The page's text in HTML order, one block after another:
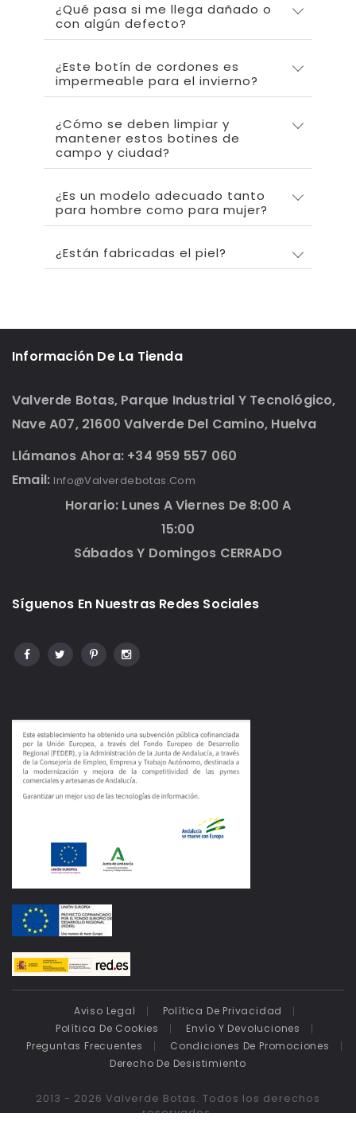
¿Qué pasa si me llega dañado o
con algún defecto?
¿Este botín de cordones es
impermeable para el invierno?
¿Cómo se deben limpiar y
mantener estos botines de
campo y ciudad?
¿Es un modelo adecuado tanto
para hombre como para mujer?
¿Están fabricadas el piel?
Información De La Tienda
Valverde Botas, Parque Industrial Y Tecnológico,
Nave A07, 21600 Valverde Del Camino, Huelva
Llámanos Ahora: +34 959 557 060
Email: Info@valverdebotas.com
Horario: Lunes A Viernes De 8:00 A
15:00
Sábados Y Domingos CERRADO
Síguenos En Nuestras Redes Sociales
Aviso Legal
Política De Privacidad
Política De Cookies
Envío Y Devoluciones
Preguntas Frecuentes
Condiciones De Promociones
Derecho De Desistimiento
2013 - 2026 Valverde Botas. Todos los derechos
reservados.